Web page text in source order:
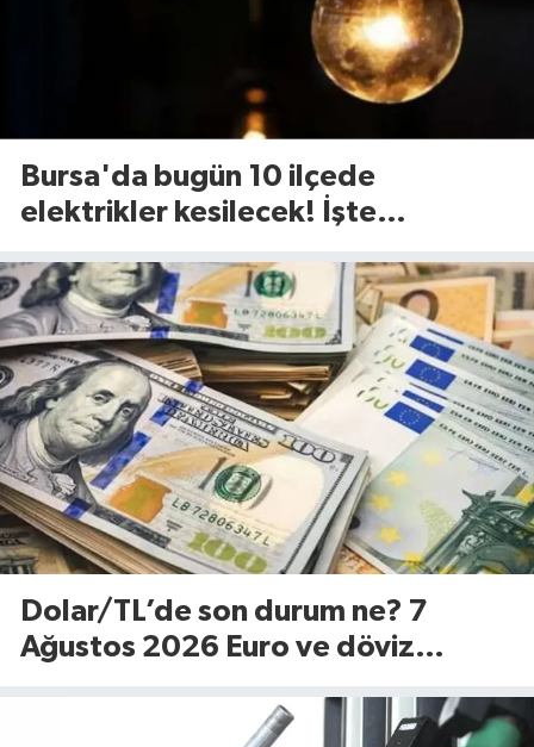
Bursa'da bugün 10 ilçede
elektrikler kesilecek! İşte
Cuma)
Dolar/TL’de son durum ne? 7
Ağustos 2026 Euro ve döviz